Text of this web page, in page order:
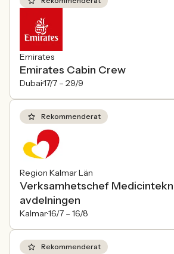
Emirates
Emirates Cabin Crew
Dubai17/7 – 29/9
Rekommenderat
Region Kalmar Län
Verksamhetschef
avdelningen
Kalmar16/7 – 16/8
Rekommenderat